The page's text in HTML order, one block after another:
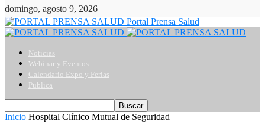
domingo, agosto 9, 2026
Portal Prensa Salud
Noticias
Webinar y Eventos
Calendario Expo y Ferias
Publica
Inicio Hospital Clínico Mutual de Seguridad